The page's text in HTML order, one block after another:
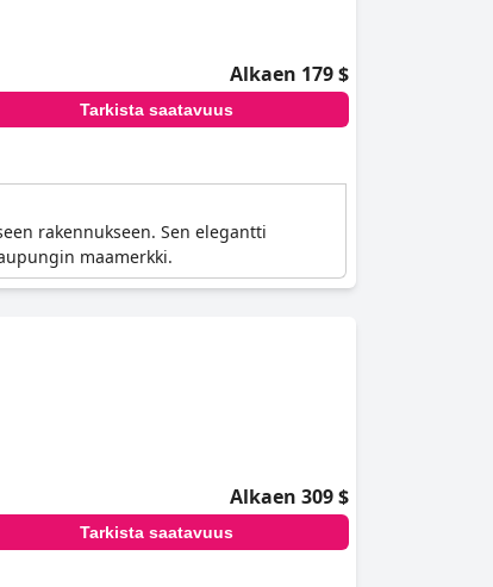
Alkaen 179 $
Tarkista saatavuus
rakennukseen. Sen elegantti
maamerkki.
Alkaen 309 $
Tarkista saatavuus